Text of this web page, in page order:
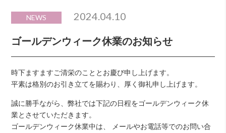
NEWS 2024.04.10
ゴールデンウィーク休業のお知らせ
時下ますますご清栄のこととお慶び申し上げます。
平素は格別のお引き立てを賜わり、厚く御礼申し上げます。
誠に勝手ながら、弊社では下記の日程をゴールデンウィーク休
業とさせていただきます。
ゴールデンウィーク休業中は、 メールやお電話等でのお問い合